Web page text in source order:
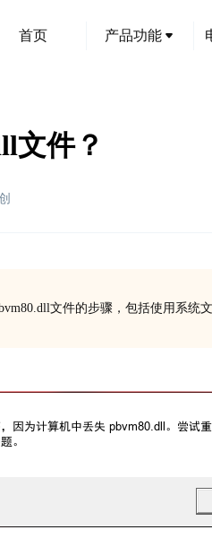
首页 产品功能
文件？
文件的步骤，包括使用系统